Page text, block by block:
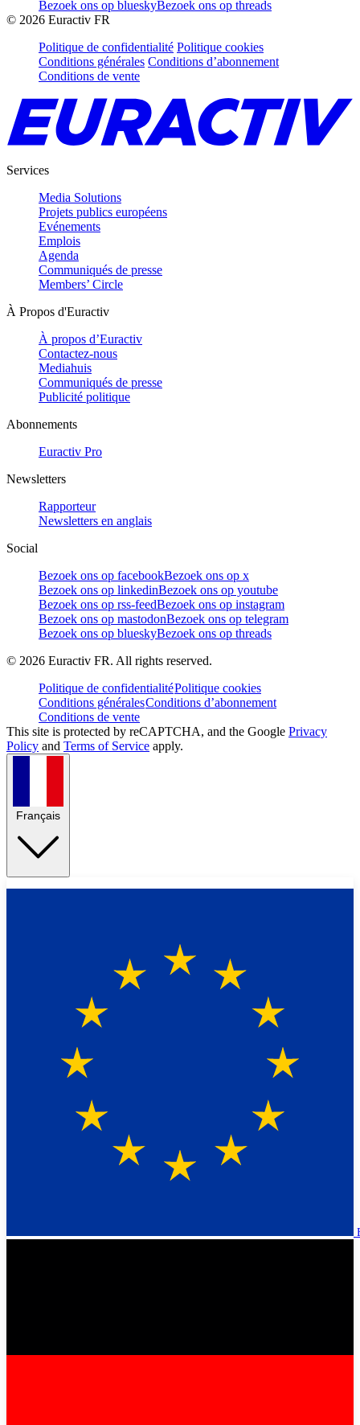
Bezoek ons op blueskyBezoek ons op threads
© 2026 Euractiv FR
Politique de confidentialité Politique cookies
Conditions générales Conditions d’abonnement
Conditions de vente
Services
Media Solutions
Projets publics européens
Evénements
Emplois
Agenda
Communiqués de presse
Members’ Circle
À Propos d'Euractiv
À propos d’Euractiv
Contactez-nous
Mediahuis
Communiqués de presse
Publicité politique
Abonnements
Euractiv Pro
Newsletters
Rapporteur
Newsletters en anglais
Social
Bezoek ons op facebookBezoek ons op x
Bezoek ons op linkedinBezoek ons op youtube
Bezoek ons op rss-feedBezoek ons op instagram
Bezoek ons op mastodonBezoek ons op telegram
Bezoek ons op blueskyBezoek ons op threads
© 2026 Euractiv FR. All rights reserved.
Politique de confidentialitéPolitique cookies
Conditions généralesConditions d’abonnement
Conditions de vente
This site is protected by reCAPTCHA, and the Google Privacy
Policy and Terms of Service apply.
Français